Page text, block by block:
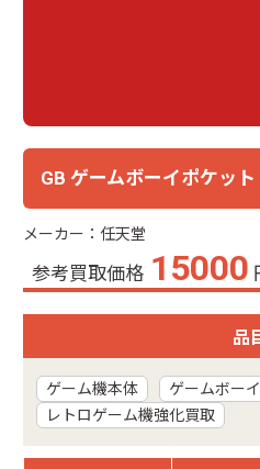
GB ゲームボーイポケッ
メーカー：任天堂
参考買取価格 15000
品
ゲーム機本体
ゲームボー
レトロゲーム機強化買取